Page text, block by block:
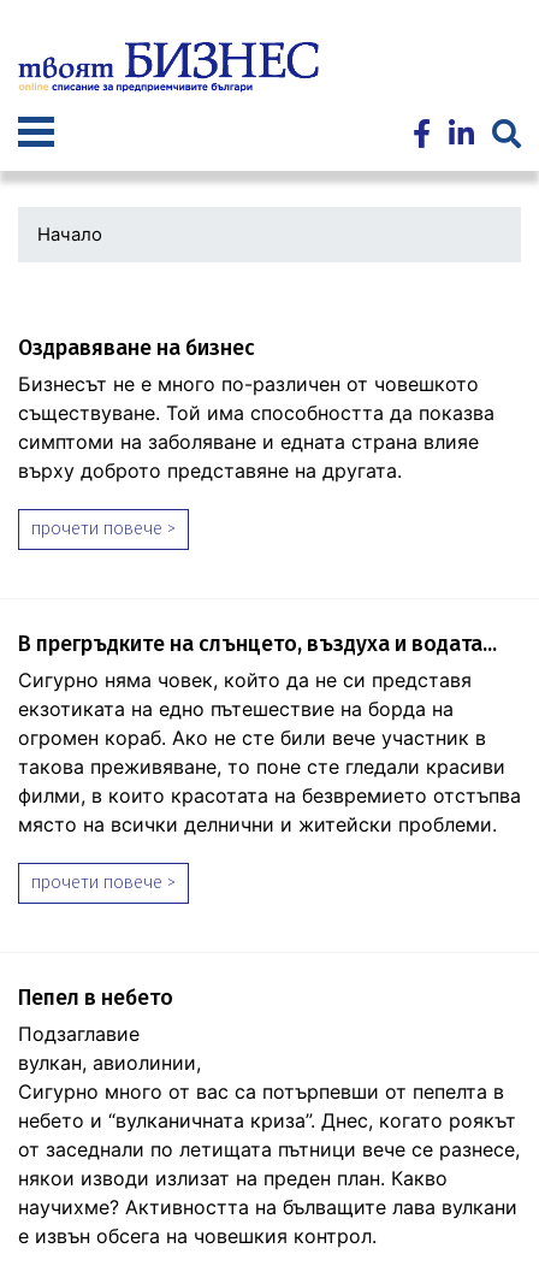
към
основното
Начало
Оздравяване на бизнес
Бизнесът не е много по-различен от човешкото
съществуване. Той има способността да показва
симптоми на заболяване и едната страна влияе
върху доброто представяне на другата.
прочети повече >
В прегръдките на слънцето, въздуха и водата...
Сигурно няма човек, който да не си представя
екзотиката на едно пътешествие на борда на
огромен кораб. Ако не сте били вече участник в
такова преживяване, то поне сте гледали красиви
филми, в които красотата на безвремието отстъпва
място на всички делнични и житейски проблеми.
прочети повече >
Пепел в небето
Подзаглавие
вулкан, авиолинии,
Сигурно много от вас са потърпевши от пепелта в
небето и “вулканичната криза”. Днес, когато роякът
от заседнали по летищата пътници вече се разнесе,
някои изводи излизат на преден план. Какво
научихме? Активността на бълващите лава вулкани
е извън обсега на човешкия контрол.